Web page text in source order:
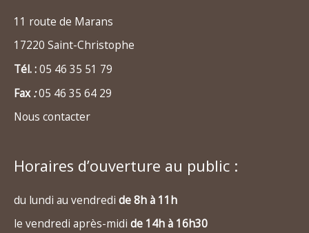
11 route de Marans
17220 Saint-Christophe
Tél. :05 46 35 51 79
Fax:05 46 35 64 29
Nous contacter
Horaires d’ouverture au public :
du lundi au vendredi de 8h à 11h
le vendredi après-midi de 14h à 16h30